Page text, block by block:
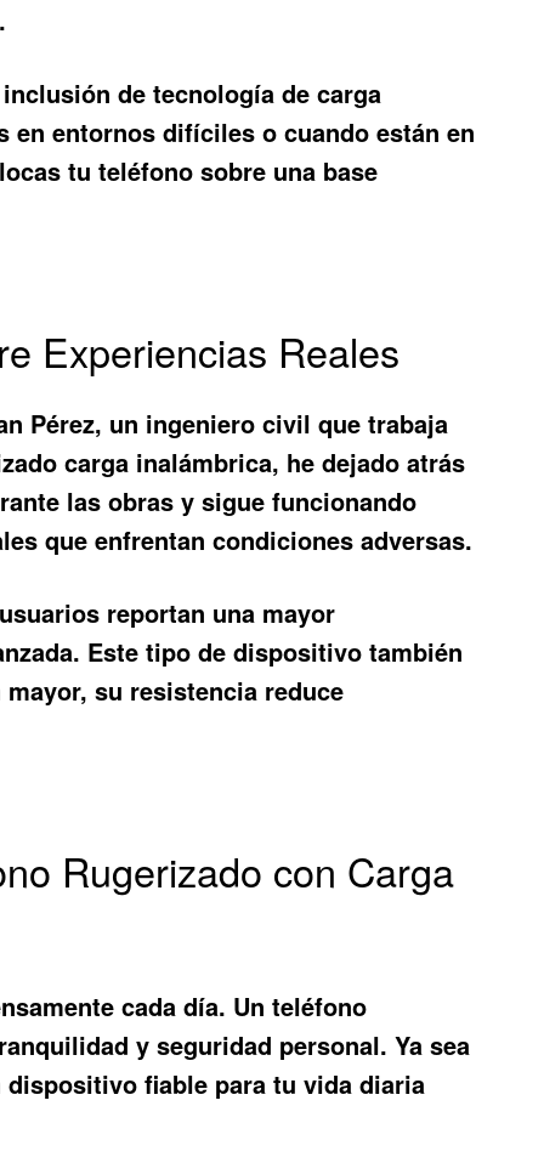
de tecnología de carga
entornos difíciles o cuando están en
tu teléfono sobre una base
Experiencias Reales
Pérez, un ingeniero civil que trabaja
carga inalámbrica, he dejado atrás
las obras y sigue funcionando
que enfrentan condiciones adversas.
reportan una mayor
Este tipo de dispositivo también
su resistencia reduce
Rugerizado con Carga
cada día. Unteléfono
y seguridad personal. Ya sea
fiable para tu vida diaria